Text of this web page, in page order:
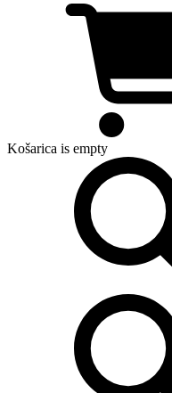
Košarica is empty